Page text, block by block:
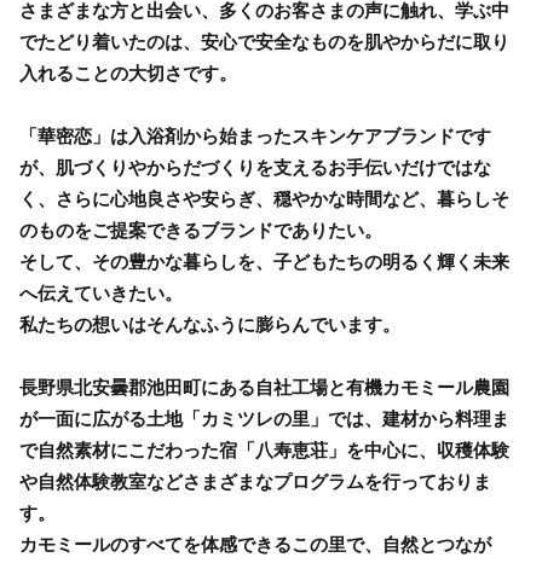
さまざまな方と出会い、多くのお客さまの声に触れ、学ぶ中
でたどり着いたのは、安心で安全なものを肌やからだに取り
入れることの大切さです。
「華密恋」は入浴剤から始まったスキンケアブランドです
が、肌づくりやからだづくりを支えるお手伝いだけではな
く、さらに心地良さや安らぎ、穏やかな時間など、暮らしそ
のものをご提案できるブランドでありたい。
そして、その豊かな暮らしを、子どもたちの明るく輝く未来
へ伝えていきたい。
私たちの想いはそんなふうに膨らんでいます。
長野県北安曇郡池田町にある自社工場と有機カモミール農園
が一面に広がる土地「カミツレの里」では、建材から料理ま
で自然素材にこだわった宿「八寿恵荘」を中心に、収穫体験
や自然体験教室などさまざまなプログラムを行っておりま
す。
カモミールのすべてを体感できるこの里で、自然とつなが